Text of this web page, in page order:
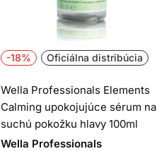
-18% Oficiálna distribúcia
Wella Professionals Elements
Calming upokojujúce sérum na
suchú pokožku hlavy 100ml
Wella Professionals